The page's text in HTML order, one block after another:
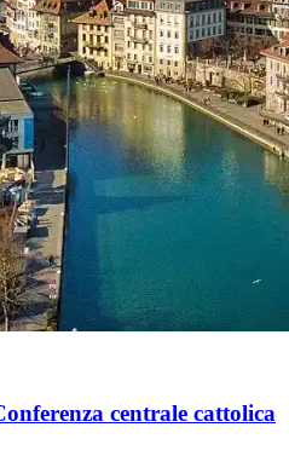
centrale cattolica